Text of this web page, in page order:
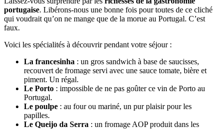
portugaise. Libérons-nous une bonne fois pour toutes de ce cliché
qui voudrait qu’on ne mange que de la morue au Portugal. C’est
faux.
Voici les spécialités à découvrir pendant votre séjour :
La francesinha : un gros sandwich à base de saucisses,
recouvert de fromage servi avec une sauce tomate, bière et
piment. Un régal.
Le Porto : impossible de ne pas goûter ce vin de Porto au
Portugal.
Le poulpe : au four ou mariné, un pur plaisir pour les
papilles.
Le Queijo da Serra : un fromage AOP produit dans les